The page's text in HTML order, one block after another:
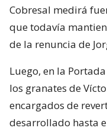
Cobresal medirá
que todavía
de la renuncia de
Luego, en la
los granates de
encargados de
desarrollado hasta